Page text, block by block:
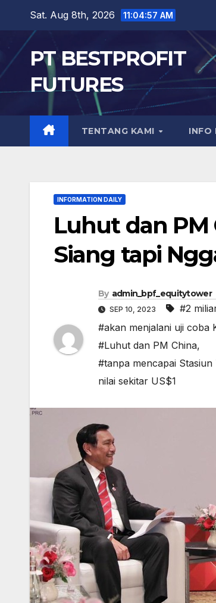
content
Sat. Aug 8th, 2026 11:04:58 AM
PT BESTPROFIT
FUTURES
TENTANG KAMI INFO
INFORMATION DAILY
Luhut dan PM
Siang tapi
By admin_bpf_equitytower
SEP 10, 2023 #2
#akan menjalani uji coba
#Luhut dan PM China,
#tanpa mencapai
nilai sekitar US$1